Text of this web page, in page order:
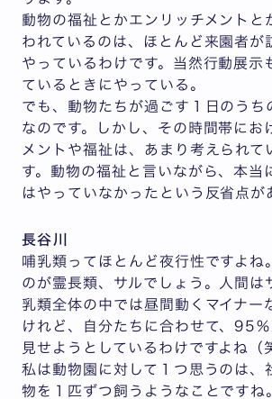
動物の福祉とかエンリッチメントと
われているのは、ほとんど来園者が
やっているわけです。当然行動展示
ているときにやっている。
でも、動物たちが過ごす１日のう
なのです。しかし、その時間帯にお
メントや福祉は、あまり考えられて
す。動物の福祉と言いながら、本当
はやっていなかったという反省点が
長谷川
哺乳類ってほとんど夜行性ですよね
のが霊長類、サルでしょう。人間は
乳類全体の中では昼間動くマイナー
けれど、自分たちに合わせて、95
見せようとしているわけですよね（
私は動物園に対して１つ思うのは、
物を１匹ずつ飼うようなことですね